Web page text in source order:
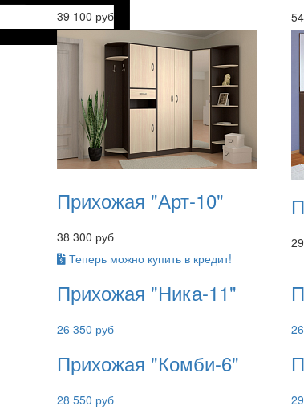
39 100 руб
Прихожая "Арт-10"
38 300 руб
Теперь можно купить в кредит!
Прихожая "Ника-11"
26 350 руб
Прихожая "Комби-6"
28 550 руб